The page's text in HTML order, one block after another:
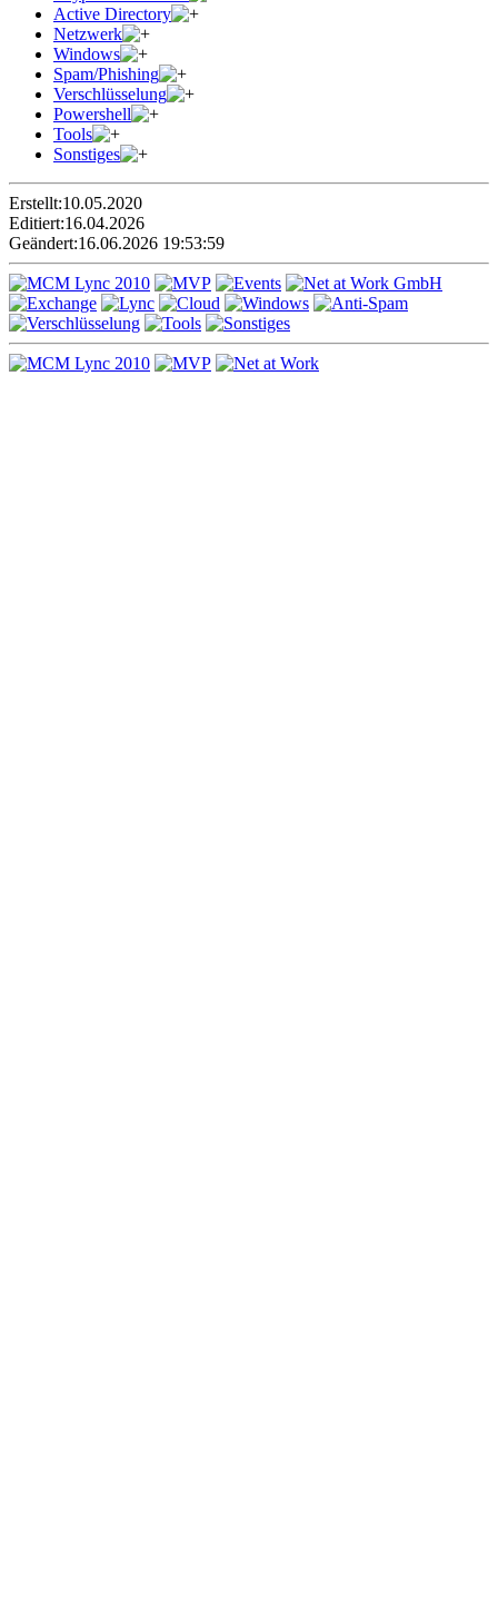
Active Directory
Netzwerk
Windows
Spam/Phishing
Verschlüsselung
Powershell
Tools
Sonstiges
Erstellt:10.05.2020
Editiert:16.04.2026
Geändert:16.06.2026 19:53:59